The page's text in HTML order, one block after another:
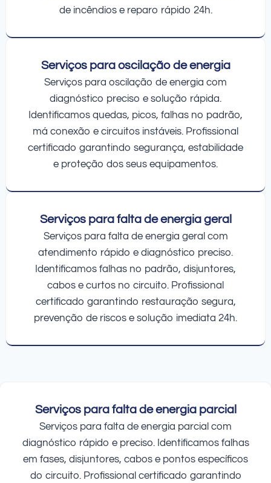
de incêndios e reparo rápido 24h.
Serviços para oscilação de energia
Serviços para oscilação de energia com
diagnóstico preciso e solução rápida.
Identificamos quedas, picos, falhas no padrão,
má conexão e circuitos instáveis. Profissional
certificado garantindo segurança, estabilidade
e proteção dos seus equipamentos.
Serviços para falta de energia geral
Serviços para falta de energia geral com
atendimento rápido e diagnóstico preciso.
Identificamos falhas no padrão, disjuntores,
cabos e curtos no circuito. Profissional
certificado garantindo restauração segura,
prevenção de riscos e solução imediata 24h.
Serviços para falta de energia parcial
Serviços para falta de energia parcial com
diagnóstico rápido e preciso. Identificamos falhas
em fases, disjuntores, cabos e pontos específicos
do circuito. Profissional certificado garantindo